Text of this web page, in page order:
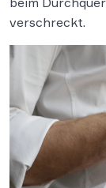
verschreckt.